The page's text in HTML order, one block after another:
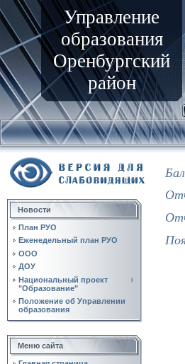
Управление
образования
Оренбургский
район
Новости
План РУО
Еженедельный план РУО
ООО
ДОУ
Национальный проект
"Образование"
Положение об Управлении
образования
Меню сайта